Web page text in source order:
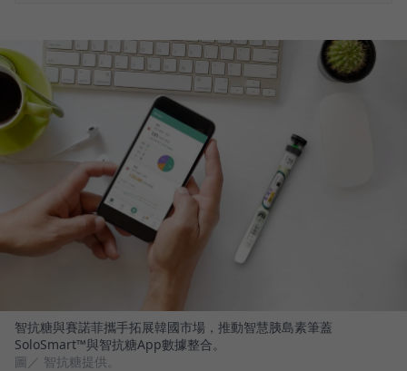
智抗糖與賽諾菲攜手拓展韓國市場，推動智慧胰島素筆蓋
SoloSmart™與智抗糖App數據整合。
圖／ 智抗糖提供。